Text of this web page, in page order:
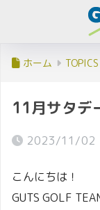
ホーム TOPICS
11月サタデ
2023/11/02
こんにちは！
GUTS GOLF